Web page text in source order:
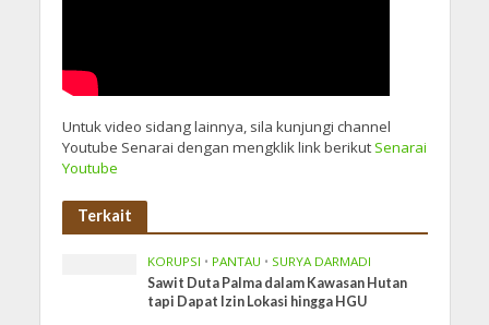
Untuk video sidang lainnya, sila kunjungi channel
Youtube Senarai dengan mengklik link berikutSenarai
Youtube
Terkait
KORUPSI • PANTAU • SURYA DARMADI
Sawit Duta Palma dalam Kawasan Hutan
tapi Dapat Izin Lokasi hingga HGU